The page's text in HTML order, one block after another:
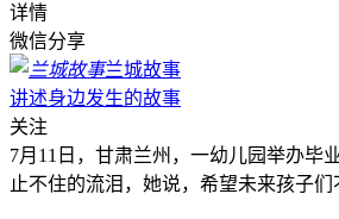
详情
微信分享
兰城故事
讲述身边发生的故事
关注
7月11日，甘肃兰州，一幼儿园举办毕
止不住的流泪，她说，希望未来孩子们